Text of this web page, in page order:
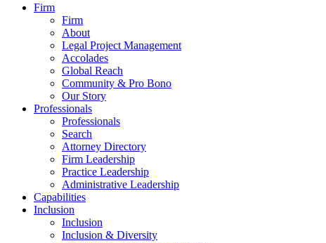
Firm
Firm
About
Legal Project Management
Accolades
Global Reach
Community & Pro Bono
Our Story
Professionals
Professionals
Search
Attorney Directory
Firm Leadership
Practice Leadership
Administrative Leadership
Capabilities
Inclusion
Inclusion
Inclusion & Diversity